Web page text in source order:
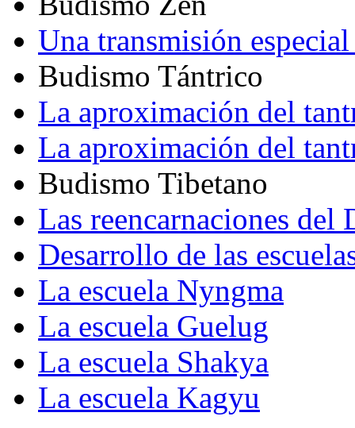
Una transmisión
Budismo Tántrico
La aproximación del
La aproximación del
Budismo Tibetano
Las reencarnaciones del
Desarrollo de las
La escuela Nyngma
La escuela Guelug
La escuela Shakya
La escuela Kagyu